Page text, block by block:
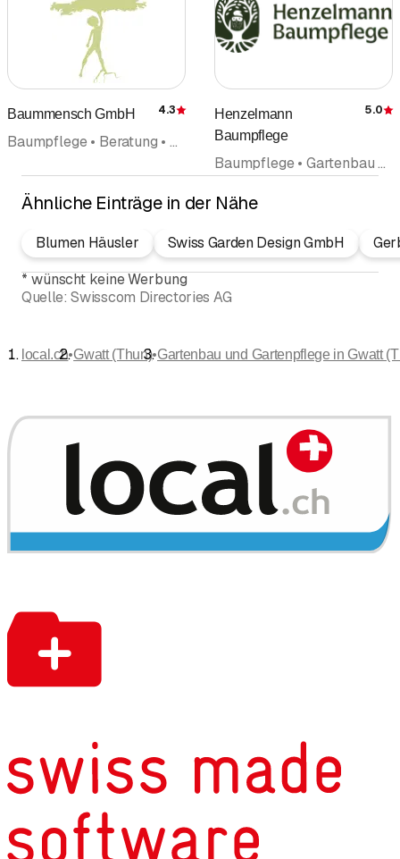
Baummensch GmbH Bewertung
4.3
Baumpflege • Beratung • Gartenunterhalt • Schulung • Gartenbau und Gartenpflege • Gartenbau Gartenpflege
Henzelmann
Baumpflege
5.0
Baumpflege • Gartenbau und Gartenpflege • Gartenbau Gartenpflege • Gartenunterhalt
Ähnliche Einträge in der Nähe
Blumen Häusler Swiss Garden Design GmbH
* wünscht keine Werbung
Quelle: Swisscom Directories AG
local.ch•Gwatt (Thun)•Gartenbau und Gartenpflege in Gwatt